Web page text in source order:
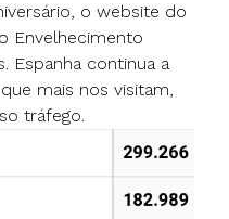
o website do
Envelhecimento
Espanha continua a
mais nos visitam,
tráfego.